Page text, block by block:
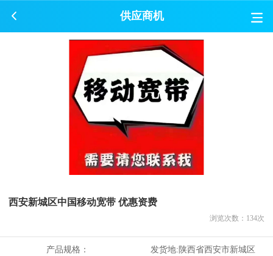
供应商机
西安新城区中国移动宽带 优惠资费
浏览次数： 134次
产品规格： 发货地:陕西省西安市新城区